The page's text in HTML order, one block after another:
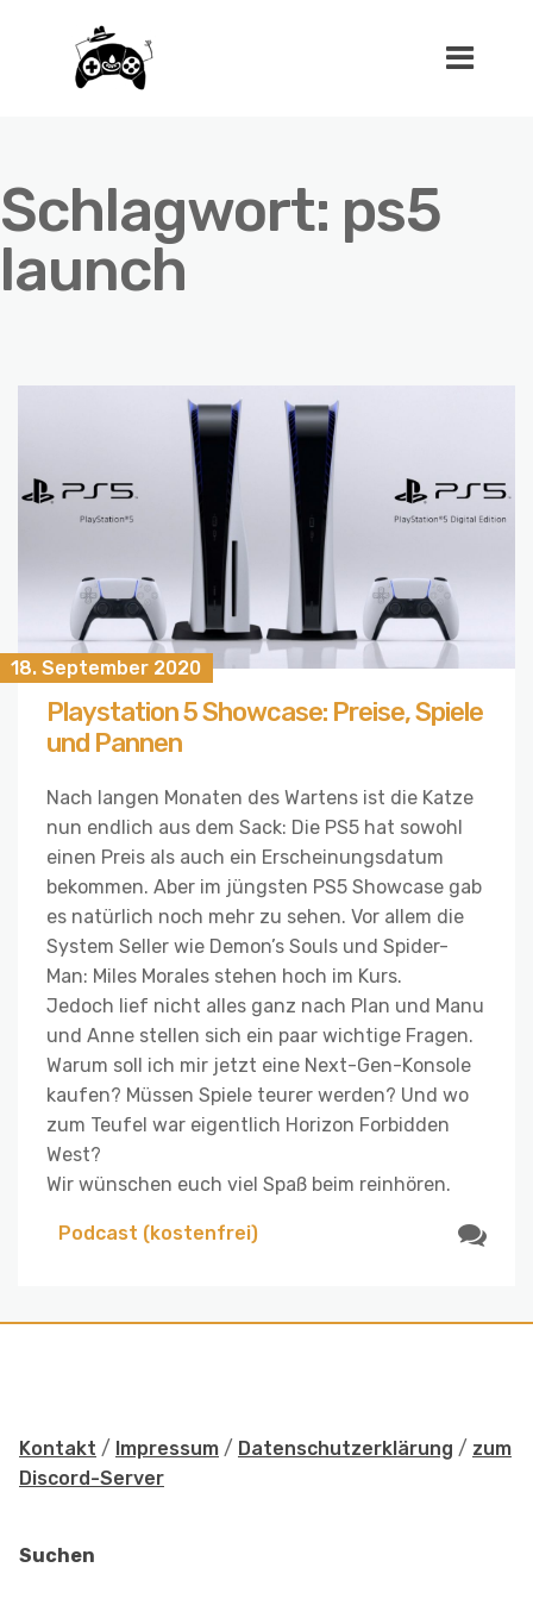
Schlagwort: ps5
launch
18. September 2020
Playstation 5 Showcase: Preise, Spiele
und Pannen
Nach langen Monaten des Wartens ist die Katze
nun endlich aus dem Sack: Die PS5 hat sowohl
einen Preis als auch ein Erscheinungsdatum
bekommen. Aber im jüngsten PS5 Showcase gab
es natürlich noch mehr zu sehen. Vor allem die
System Seller wie Demon’s Souls und Spider-
Man: Miles Morales stehen hoch im Kurs.
Jedoch lief nicht alles ganz nach Plan und Manu
und Anne stellen sich ein paar wichtige Fragen.
Warum soll ich mir jetzt eine Next-Gen-Konsole
kaufen? Müssen Spiele teurer werden? Und wo
zum Teufel war eigentlich Horizon Forbidden
West?
Wir wünschen euch viel Spaß beim reinhören.
Podcast (kostenfrei)
Kontakt / Impressum / Datenschutzerklärung / zum
Discord-Server
Suchen